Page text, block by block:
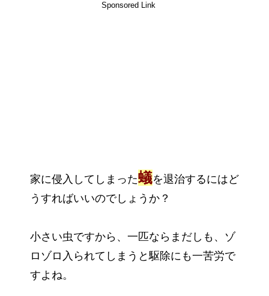
Sponsored Link
家に侵入してしまった蟻を退治するにはど
うすればいいのでしょうか？
小さい虫ですから、一匹ならまだしも、ゾ
ロゾロ入られてしまうと駆除にも一苦労で
すよね。